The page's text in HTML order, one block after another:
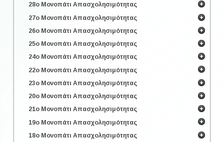
28ο Μονοπάτι Απασχολησιμότητας
27ο Μονοπάτι Απασχολησιμότητας
26ο Μονοπάτι Απασχολησιμότητας
25ο Μονοπάτι Απασχολησιμότητας
24ο Μονοπάτι Απασχολησιμότητας
22ο Μονοπάτι Απασχολησιμότητας
23ο Μονοπάτι Απασχολησιμότητας
20ο Μονοπάτι Απασχολησιμότητας
21ο Μονοπάτι Απασχολησιμότητας
19ο Μονοπάτι Απασχολησιμότητας
18ο Μονοπάτι Απασχολησιμότητας